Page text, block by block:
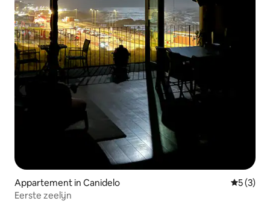
Appartement in Canidelo
5 (3)
Eerste zeelijn